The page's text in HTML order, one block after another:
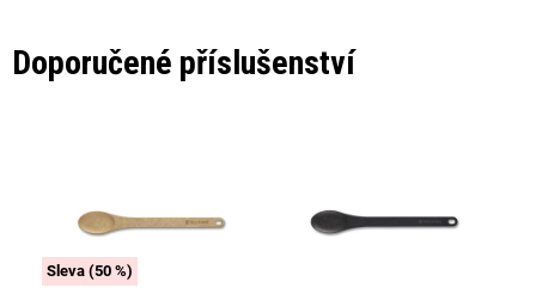
Doporučené příslušenství
(50 %)